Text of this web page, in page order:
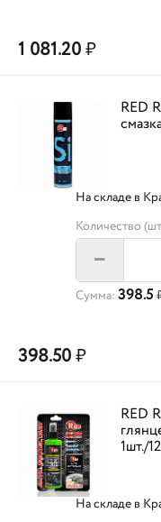
1 081.20₽
RED
На складе в
Количество
–
Сумма: 398.5
398.50₽
RED
1шт./
На складе в